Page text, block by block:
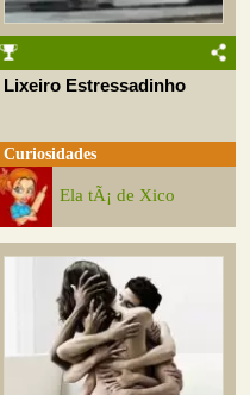
Lixeiro Estressadinho
Curiosidades
Ela tÃ¡ de Xico